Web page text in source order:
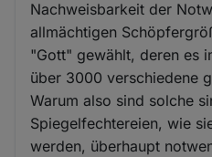
Nachweisbarkeit der
allmächtigen
"Gott" gewählt, deren es
über 3000 verschiedene
Warum also sind solche
Spiegelfechtereien, wie
werden, überhaupt